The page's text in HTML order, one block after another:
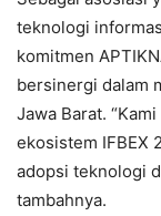
teknologi
komitmen
bersinergi dalam
Jawa Barat.
ekosistem IFBEX
adopsi teknologi
tambahnya.